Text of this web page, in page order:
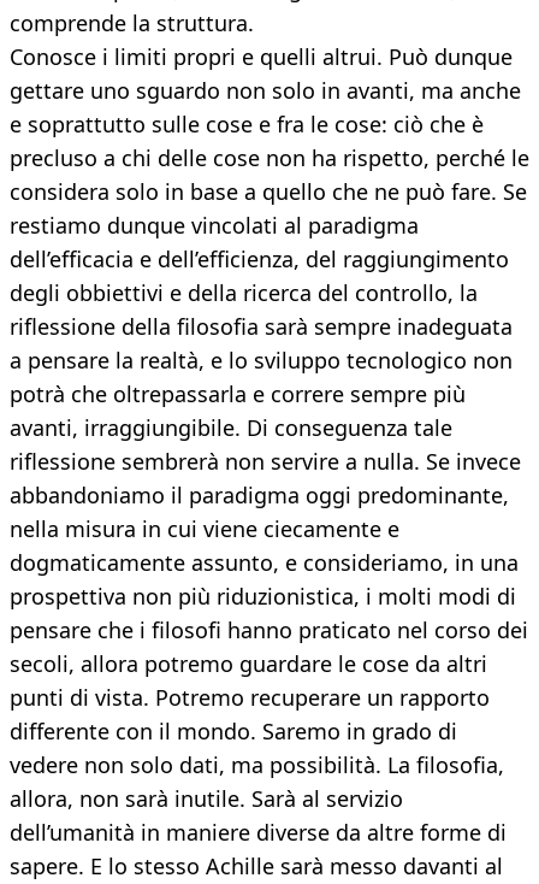
comprende la struttura.
Conosce i limiti propri e quelli altrui. Può dunque
gettare uno sguardo non solo in avanti, ma anche
e soprattutto sulle cose e fra le cose: ciò che è
precluso a chi delle cose non ha rispetto, perché le
considera solo in base a quello che ne può fare. Se
restiamo dunque vincolati al paradigma
dell’efficacia e dell’efficienza, del raggiungimento
degli obbiettivi e della ricerca del controllo, la
riflessione della filosofia sarà sempre inadeguata
a pensare la realtà, e lo sviluppo tecnologico non
potrà che oltrepassarla e correre sempre più
avanti, irraggiungibile. Di conseguenza tale
riflessione sembrerà non servire a nulla. Se invece
abbandoniamo il paradigma oggi predominante,
nella misura in cui viene ciecamente e
dogmaticamente assunto, e consideriamo, in una
prospettiva non più riduzionistica, i molti modi di
pensare che i filosofi hanno praticato nel corso dei
secoli, allora potremo guardare le cose da altri
punti di vista. Potremo recuperare un rapporto
differente con il mondo. Saremo in grado di
vedere non solo dati, ma possibilità. La filosofia,
allora, non sarà inutile. Sarà al servizio
dell’umanità in maniere diverse da altre forme di
sapere. E lo stesso Achille sarà messo davanti al